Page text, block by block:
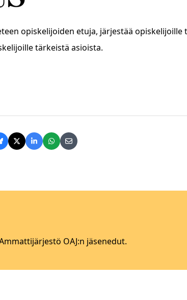
opiskelijoiden etuja, järjestää
tärkeistä asioista.
Blueskyssä
Jaa Twitterissä
Jaa LinkedInissä
Jaa WhatsAppissa
Jaa sähköpostitse
OAJ:n jäsenedut.